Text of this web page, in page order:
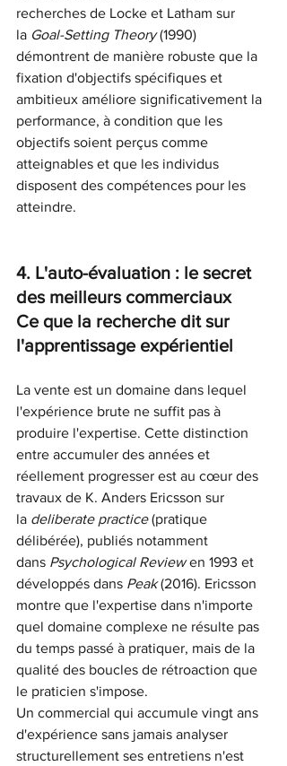
recherches de Locke et Latham sur
la Goal-Setting Theory (1990)
démontrent de manière robuste que la
fixation d'objectifs spécifiques et
ambitieux améliore significativement la
performance, à condition que les
objectifs soient perçus comme
atteignables et que les individus
disposent des compétences pour les
atteindre.
4. L'auto-évaluation : le secret
des meilleurs commerciaux
Ce que la recherche dit sur
l'apprentissage expérientiel
La vente est un domaine dans lequel
l'expérience brute ne suffit pas à
produire l'expertise. Cette distinction
entre accumuler des années et
réellement progresser est au cœur des
travaux de K. Anders Ericsson sur
la deliberate practice (pratique
délibérée), publiés notamment
dans Psychological Review en 1993 et
développés dans Peak (2016). Ericsson
montre que l'expertise dans n'importe
quel domaine complexe ne résulte pas
du temps passé à pratiquer, mais de la
qualité des boucles de rétroaction que
le praticien s'impose.
Un commercial qui accumule vingt ans
d'expérience sans jamais analyser
structurellement ses entretiens n'est